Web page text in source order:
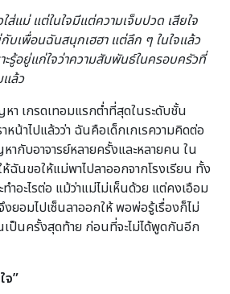
ส่แม่ แต่ในใจมีแต่ความเจ็บปวด เสียใจ
บเพื่อนฉันสนุกเฮฮา แต่ลึก ๆ ในใจแล้ว
ะรู้อยู่แก่ใจว่าความสัมพันธ์ในครอบครัวที่
แล้ว
า เกรดเทอมแรกต่ำที่สุดในระดับชั้น
หน้าไปแล้วว่า ฉันคือเด็กเกเรความคิดต่อ
ากับอาจารย์หลายครั้งและหลายคน ใน
ฉันขอให้แม่พาไปลาออกจากโรงเรียน ทั้ง
ำอะไรต่อ แม้ว่าแม่ไม่เห็นด้วย แต่คงเอือม
งยอมไปเซ็นลาออกให้ พอพ่อรู้เรื่องก็ไม่
ป็นครั้งสุดท้าย ก่อนที่จะไม่ได้พูดกันอีก
จ”